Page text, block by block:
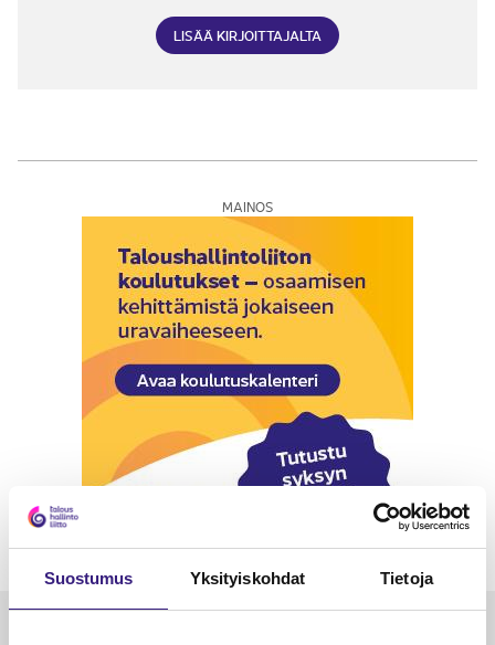
Suostumus Yksityiskohdat Tietoja
LISÄÄ KIRJOITTAJALTA
MAINOS